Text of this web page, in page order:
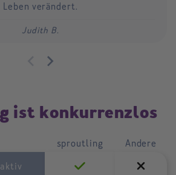
Leben verändert.
Judith B.
ist konkurrenzlos
sproutling
Andere